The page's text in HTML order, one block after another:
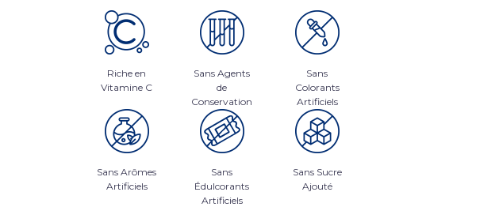
Riche en
Vitamine C
Sans Agents
de
Conservation
Sans
Colorants
Artificiels
Sans Arômes
Artificiels
Sans
Édulcorants
Artificiels
Sans Sucre
Ajouté